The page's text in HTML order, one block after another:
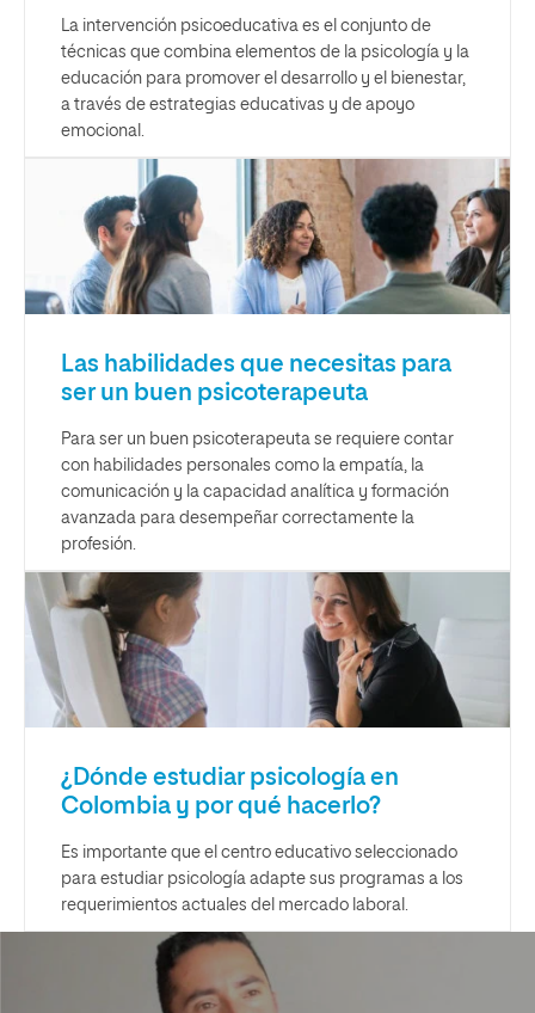
La intervención psicoeducativa es el conjunto de
técnicas que combina elementos de la psicología y la
educación para promover el desarrollo y el bienestar,
a través de estrategias educativas y de apoyo
emocional.
Las habilidades que necesitas para
ser un buen psicoterapeuta
Para ser un buen psicoterapeuta se requiere contar
con habilidades personales como la empatía, la
comunicación y la capacidad analítica y formación
avanzada para desempeñar correctamente la
profesión.
¿Dónde estudiar psicología en
Colombia y por qué hacerlo?
Es importante que el centro educativo seleccionado
para estudiar psicología adapte sus programas a los
requerimientos actuales del mercado laboral.